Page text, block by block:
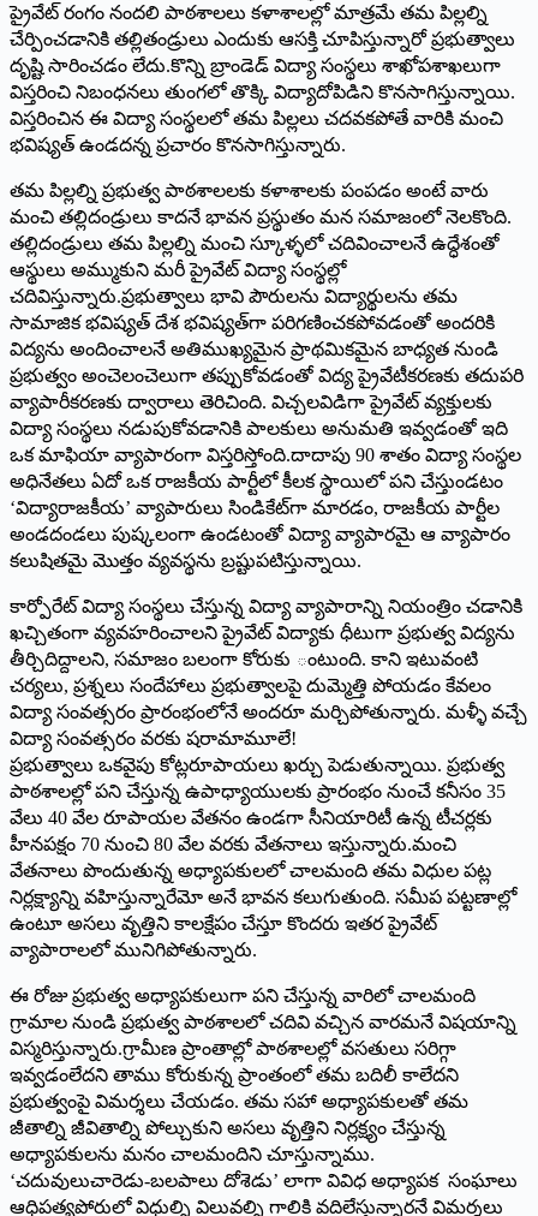
ప్రైవేట్‌ ‌రంగం నందలి పాఠశాలలు కళాశాలల్లో మాత్రమే తమ పిల్లల్ని
చేర్పించడానికి తల్లితండ్రులు ఎందుకు ఆసక్తి చూపిస్తున్నారో ప్రభుత్వాలు
దృష్టి సారించడం లేదు.కొన్ని బ్రాండెడ్‌ ‌విద్యా సంస్థలు శాఖోపశాఖలుగా
విస్తరించి నిబంధనలు తుంగలో తొక్కి విద్యాదోపిడిని కొనసాగిస్తున్నాయి.
విస్తరించిన ఈ విద్యా సంస్థలలో తమ పిల్లలు చదవకపోతే వారికి మంచి
భవిష్యత్‌ ఉం‌డదన్న ప్రచారం కొనసాగిస్తున్నారు.
తమ పిల్లల్ని ప్రభుత్వ పాఠశాలలకు కళాశాలకు పంపడం అంటే వారు
మంచి తల్లిదండ్రులు కాదనే భావన ప్రస్థుతం మన సమాజంలో నెలకొంది.
తల్లిదండ్రులు తమ పిల్లల్ని మంచి స్కూళ్ళలో చదివించాలనే ఉద్ధేశంతో
ఆస్థులు అమ్ముకుని మరీ ప్రైవేట్‌ ‌విద్యా సంస్థల్లో
చదివిస్తున్నారు.ప్రభుత్వాలు భావి పౌరులను విద్యార్థులను తమ
సామాజిక భవిష్యత్‌ ‌దేశ భవిష్యత్‌గా పరిగణించకపోవడంతో అందరికి
విద్యను అందించాలనే అతిముఖ్యమైన ప్రాథమికమైన బాధ్యత నుండి
ప్రభుత్వం అంచెలంచెలుగా తప్పుకోవడంతో విద్య ప్రైవేటీకరణకు తదుపరి
వ్యాపారీకరణకు ద్వారాలు తెరిచింది. విచ్చలవిడిగా ప్రైవేట్‌ ‌వ్యక్తులకు
విద్యా సంస్థలు నడుపుకోవడానికి పాలకులు అనుమతి ఇవ్వడంతో ఇది
ఒక మాఫియా వ్యాపారంగా విస్తరిస్తోంది.దాదాపు 90 శాతం విద్యా సంస్థల
అధినేతలు ఏదో ఒక రాజకీయ పార్టీలో కీలక స్థాయిలో పని చేస్తుండటం
‘విద్యారాజకీయ’ వ్యాపారులు సిండికేట్‌గా మారడం, రాజకీయ పార్టీల
అండదండలు పుష్కలంగా ఉండటంతో విద్యా వ్యాపారమై ఆ వ్యాపారం
కలుషితమై మొత్తం వ్యవస్థను బ్రష్టుపటిస్తున్నాయి.
కార్పోరేట్‌ ‌విద్యా సంస్థలు చేస్తున్న విద్యా వ్యాపారాన్ని నియంత్రిం చడానికి
ఖచ్చితంగా వ్యవహరించాలని ప్రైవేట్‌ ‌విద్యాకు ధీటుగా ప్రభుత్వ విద్యను
తీర్చిదిద్దాలని, సమాజం బలంగా కోరుకు ంటుంది. కాని ఇటువంటి
చర్యలు, ప్రశ్నలు సందేహాలు ప్రభుత్వాలపై దుమ్మెత్తి పోయడం కేవలం
విద్యా సంవత్సరం ప్రారంభంలోనే అందరూ మర్చిపోతున్నారు. మళ్ళీ వచ్చే
విద్యా సంవత్సరం వరకు షరామామూలే!
ప్రభుత్వాలు ఒకవైపు కోట్లరూపాయలు ఖర్చు పెడుతున్నాయి. ప్రభుత్వ
పాఠశాలల్లో పని చేస్తున్న ఉపాధ్యాయులకు ప్రారంభం నుంచే కనీసం 35
వేలు 40 వేల రూపాయల వేతనం ఉండగా సీనియారిటీ ఉన్న టీచర్లకు
హీనపక్షం 70 నుంచి 80 వేల వరకు వేతనాలు ఇస్తున్నారు.మంచి
వేతనాలు పొందుతున్న అధ్యాపకులలో చాలమంది తమ విధుల పట్ల
నిర్లక్ష్యాన్ని వహిస్తున్నారేమో అనే భావన కలుగుతుంది. సమీప పట్టణాల్లో
ఉంటూ అసలు వృత్తిని కాలక్షేపం చేస్తూ కొందరు ఇతర ప్రైవేట్‌
‌వ్యాపారాలలో మునిగిపోతున్నారు.
ఈ రోజు ప్రభుత్వ అధ్యాపకులుగా పని చేస్తున్న వారిలో చాలమంది
గ్రామాల నుండి ప్రభుత్వ పాఠశాలలో చదివి వచ్చిన వారమనే విషయాన్ని
విస్మరిస్తున్నారు.గ్రామీణ ప్రాంతాల్లో పాఠశాలల్లో వసతులు సరిగ్గా
ఇవ్వడంలేదని తాము కోరుకున్న ప్రాంతంలో తమ బదిలీ కాలేదని
ప్రభుత్వంపై విమర్శలు చేయడం. తమ సహా అధ్యాపకులతో తమ
జీతాల్ని జీవితాల్ని పోల్చుకుని అసలు వృత్తిని నిర్లక్ష్యం చేస్తున్న
అధ్యాపకులను మనం చాలమందిని చూస్తున్నాము.
‘చదువులుచారెడు-బలపాలు దోశెడు’ లాగా వివిధ అధ్యాపక సంఘాలు
ఆధిపత్యపోరులో విధుల్ని విలువల్ని గాలికి వదిలేస్తున్నారనే విమర్శలు